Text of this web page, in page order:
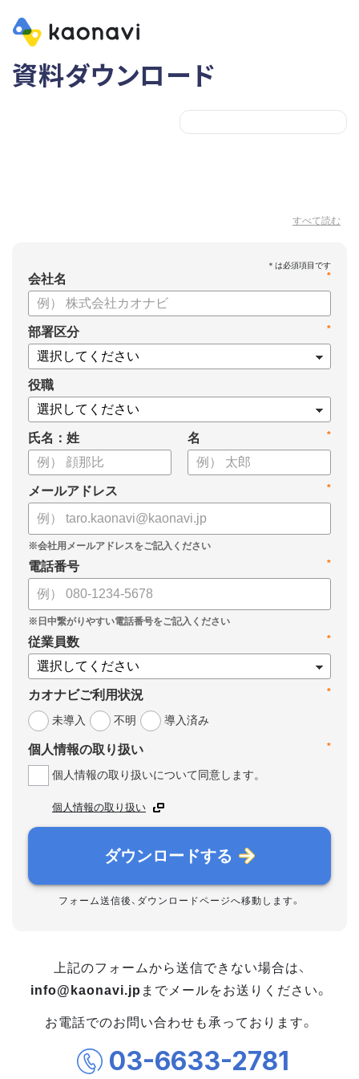
資料ダウンロード
すべて読む
*
会社名
*
部署区分
役職
氏名：姓 *
名
*
メールアドレス
*
電話番号
*
従業員数
*
カオナビご利用状況
未導入
不明 導入済み
*
個人情報の取り扱い
個人情報の取り扱いについて同意します。
個人情報の取り扱い
ダウンロードする
フォーム送信後、ダウンロードページへ移動します。
上記のフォームから送信できない場合は、
info@kaonavi.jp までメールをお送りください。
お電話でのお問い合わせも承っております。
03-6633-2781